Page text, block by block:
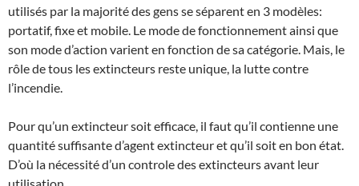
utilisés par la majorité des gens se séparent en 3 modèles:
portatif, fixe et mobile. Le mode de fonctionnement ainsi que
son mode d’action varient en fonction de sa catégorie. Mais, le
rôle de tous les extincteurs reste unique, la lutte contre
l’incendie.
Pour qu’un extincteur soit efficace, il faut qu’il contienne une
quantité suffisante d’agent extincteur et qu’il soit en bon état.
D’où la nécessité d’un controle des extincteurs avant leur
utilisation.